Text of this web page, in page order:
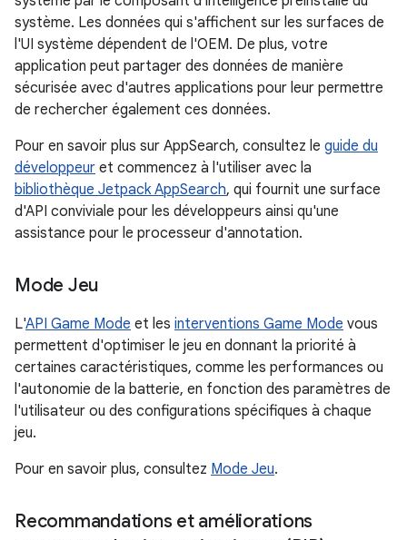
système. Les données qui s'affichent sur les surfaces de
l'UI système dépendent de l'OEM. De plus, votre
application peut partager des données de manière
sécurisée avec d'autres applications pour leur permettre
de rechercher également ces données.
Pour en savoir plus sur AppSearch, consultez le guide du
développeur et commencez à l'utiliser avec la
bibliothèque Jetpack AppSearch, qui fournit une surface
d'API conviviale pour les développeurs ainsi qu'une
assistance pour le processeur d'annotation.
Mode Jeu
L'API Game Mode et les interventions Game Mode vous
permettent d'optimiser le jeu en donnant la priorité à
certaines caractéristiques, comme les performances ou
l'autonomie de la batterie, en fonction des paramètres de
l'utilisateur ou des configurations spécifiques à chaque
jeu.
Pour en savoir plus, consultez Mode Jeu.
Recommandations et améliorations